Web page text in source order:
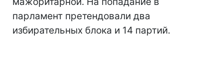
парламент претендовали два
избирательных блока и 14 партий.